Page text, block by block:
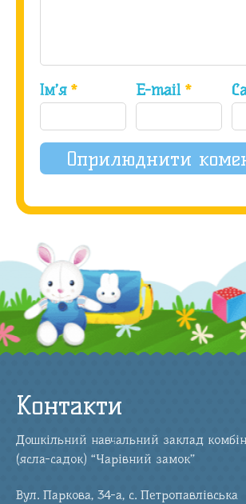
Ім’я * E-mail*
Контакти
Дошкільний навчальний заклад
(ясла-садок) “Чарівний замок”
Вул. Паркова, 34-а, с. Петропавлівська